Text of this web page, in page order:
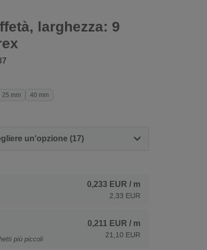
larghezza: 9
25 mm 40 mm
un'opzione (17)
0,233 EUR / m
2,33 EUR
più piccoli
0,211 EUR / m
21,10 EUR